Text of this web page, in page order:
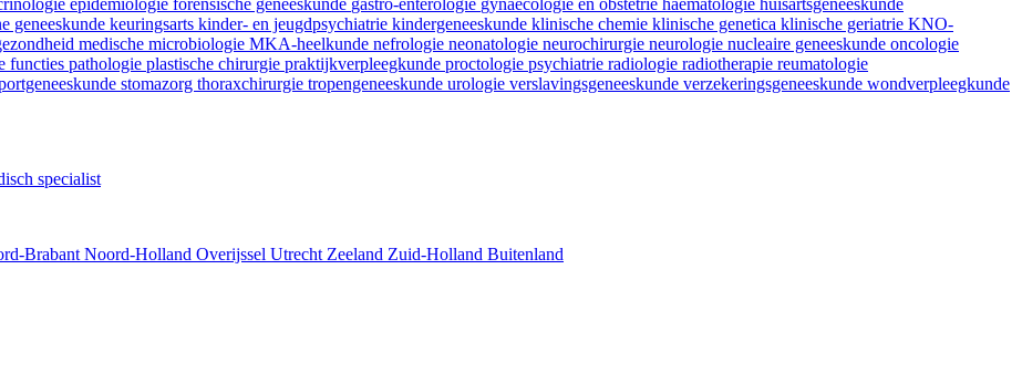
geneeskunde keuringsarts kinder- en jeugdpsychiatrie kindergeneeskunde klinische chemie klinische genetica klinische geriatrie KNO-
medische microbiologie MKA-heelkunde nefrologie neonatologie neurochirurgie neurologie nucleaire geneeskunde oncologie
functies pathologie plastische chirurgie praktijkverpleegkunde proctologie psychiatrie radiologie radiotherapie reumatologie
stomazorg thoraxchirurgie tropengeneeskunde urologie verslavingsgeneeskunde verzekeringsgeneeskunde wondverpleegkunde
specialist
Brabant Noord-Holland Overijssel Utrecht Zeeland Zuid-Holland Buitenland